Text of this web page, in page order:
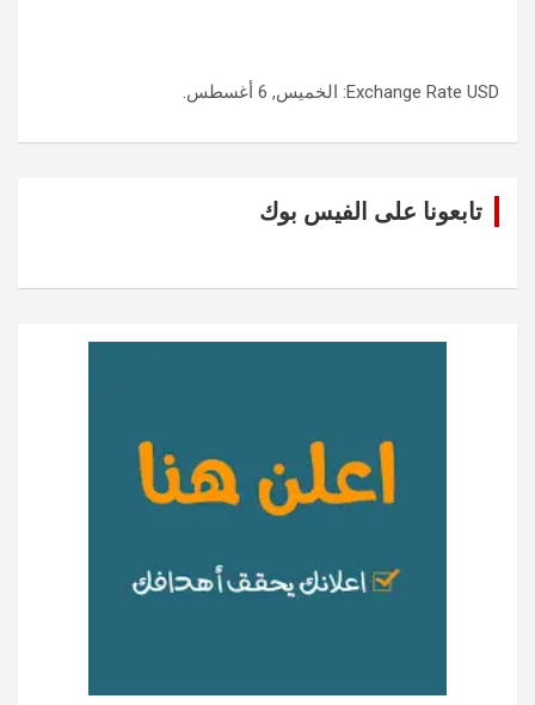
Exchange Rate USD : الخميس, 6 أغسطس.
تابعونا على الفيس بوك